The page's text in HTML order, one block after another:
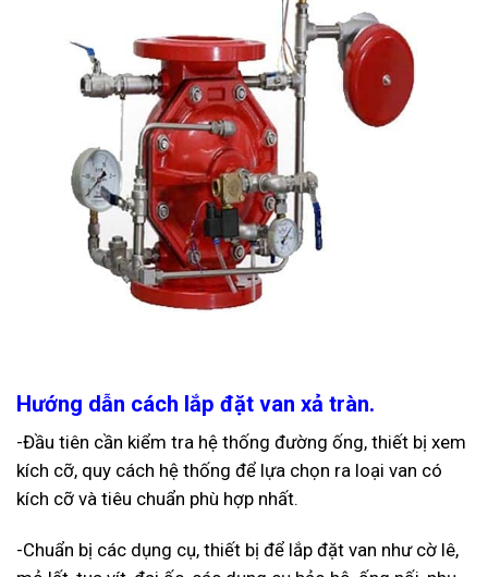
Hướng dẫn cách lắp đặt van xả tràn.
-Đầu tiên cần kiểm tra hệ thống đường ống, thiết bị xem
kích cỡ, quy cách hệ thống để lựa chọn ra loại van có
kích cỡ và tiêu chuẩn phù hợp nhất.
-Chuẩn bị các dụng cụ, thiết bị để lắp đặt van như cờ lê,